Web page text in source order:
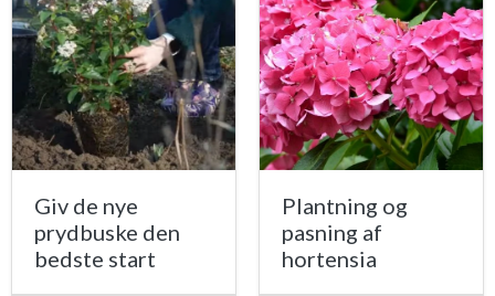
Giv de nye
prydbuske den
bedste start
Plantning og
pasning af
hortensia